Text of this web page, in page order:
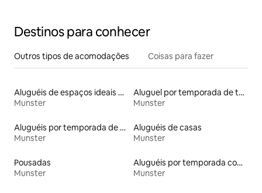
Destinos para conhecer
Outros tipos de acomodações Coisas para fazer
Aluguéis de espaços ideais para famílias
Munster
Aluguel por temporada de tendas
Munster
Aluguéis por temporada de celeiros
Munster
Aluguéis de casas
Munster
Pousadas
Munster
Aluguéis por temporada com acesso ao lago
Munster